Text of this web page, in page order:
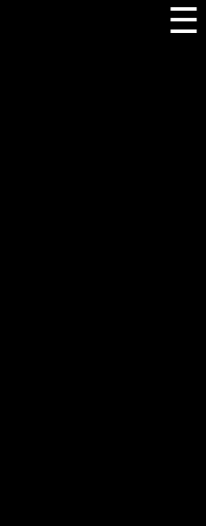
☰